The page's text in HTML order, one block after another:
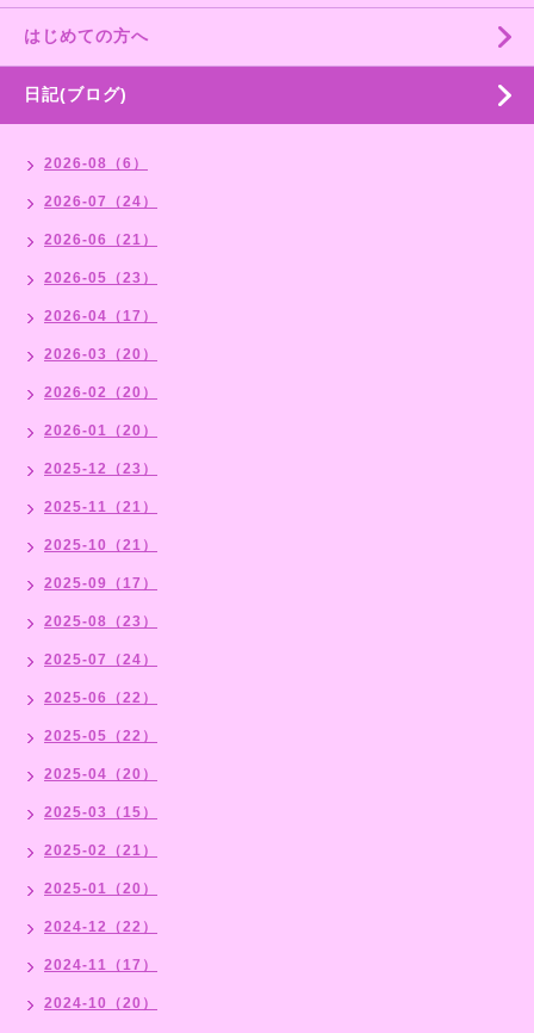
はじめての方へ
日記(ブログ)
2026-08（6）
2026-07（24）
2026-06（21）
2026-05（23）
2026-04（17）
2026-03（20）
2026-02（20）
2026-01（20）
2025-12（23）
2025-11（21）
2025-10（21）
2025-09（17）
2025-08（23）
2025-07（24）
2025-06（22）
2025-05（22）
2025-04（20）
2025-03（15）
2025-02（21）
2025-01（20）
2024-12（22）
2024-11（17）
2024-10（20）